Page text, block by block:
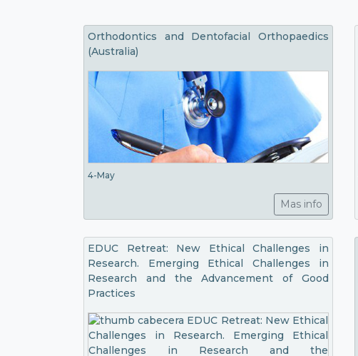
Orthodontics and Dentofacial Orthopaedics
(Australia)
4-May
Mas info
EDUC Retreat: New Ethical Challenges in
Research. Emerging Ethical Challenges in
Research and the Advancement of Good
Practices